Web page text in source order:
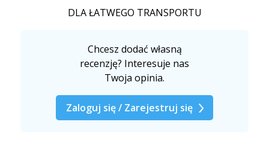
DLA ŁATWEGO TRANSPORTU
Chcesz dodać własną
recenzję? Interesuje nas
Twoja opinia.
Zaloguj się / Zarejestruj się